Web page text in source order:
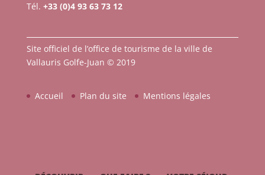
Tél. +33 (0)4 93 63 73 12
Site officiel de l’office de tourisme de la ville de
Vallauris Golfe-Juan © 2019
Accueil Plan du site Mentions légales